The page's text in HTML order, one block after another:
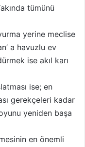
tümünü
yerine meclise
a havuzlu ev
ise akıl karı
ise; en
gerekçeleri kadar
yeniden başa
en önemli